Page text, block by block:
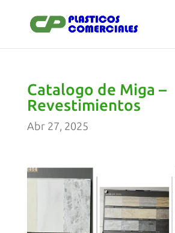
Catalogo de Miga –
Revestimientos
Abr 27, 2025